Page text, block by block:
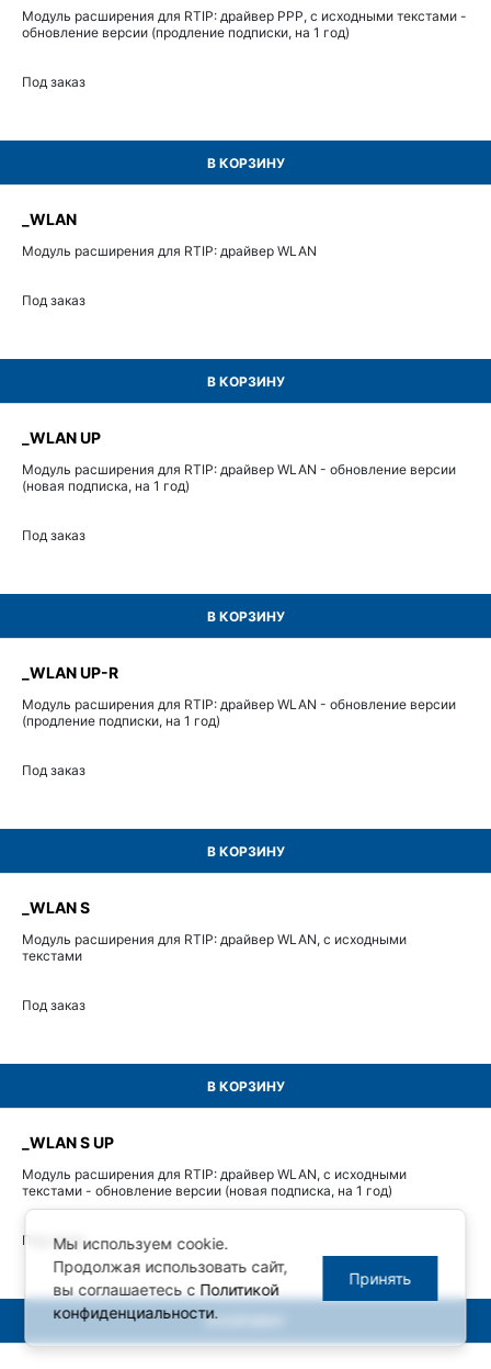
Модуль расширения для RTIP: драйвер PPP, с исходными текстами -
обновление версии (продление подписки, на 1 год)
Под заказ
В КОРЗИНУ
_WLAN
Модуль расширения для RTIP: драйвер WLAN
Под заказ
В КОРЗИНУ
_WLAN UP
Модуль расширения для RTIP: драйвер WLAN - обновление версии
(новая подписка, на 1 год)
Под заказ
В КОРЗИНУ
_WLAN UP-R
Модуль расширения для RTIP: драйвер WLAN - обновление версии
(продление подписки, на 1 год)
Под заказ
В КОРЗИНУ
_WLAN S
Модуль расширения для RTIP: драйвер WLAN, с исходными
текстами
Под заказ
В КОРЗИНУ
_WLAN S UP
Модуль расширения для RTIP: драйвер WLAN, с исходными
текстами - обновление версии (новая подписка, на 1 год)
Под заказ
В КОРЗИНУ
Мы используем cookie.
Продолжая использовать сайт,
вы соглашаетесь с Политикой
конфиденциальности.
Принять